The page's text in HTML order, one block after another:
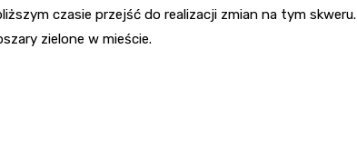
czasie przejść do realizacji zmian na tym skweru.
zielone w mieście.